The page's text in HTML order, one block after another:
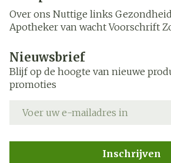
Over ons Nuttige links
Apotheker van wacht Voorschrift
Nieuwsbrief
Blijf op de hoogte van nieuwe
promoties
Inschrijven